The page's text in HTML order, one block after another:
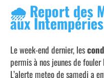
🌧️Report des
aux Intempéries
Le week-end dernier, les
permis à nos jeunes de
L’alerte meteo de samedi a